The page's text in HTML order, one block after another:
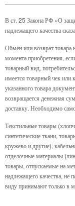
В ст. 25 Закона РФ «О
надлежащего качества
Обмен или возврат товара
момента приобретения,
товарный вид,
имеется товарный чек
указанного товара
возвращается денежная
доставку. Необходимо
Текстильные товары
синтетические ткани,
кружево и другие);
отделочные материалы
товары, отпускаемые на
надлежащего качества, не
виду принимают только в